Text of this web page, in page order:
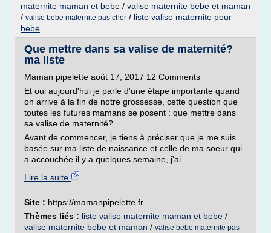
maternite maman et bebe / valise maternite bebe et maman
/ valise bebe maternite pas cher / liste valise maternite pour
bebe
Que mettre dans sa valise de maternité?
ma liste
Maman pipelette août 17, 2017 12 Comments
Et oui aujourd'hui je parle d'une étape importante quand
on arrive à la fin de notre grossesse, cette question que
toutes les futures mamans se posent : que mettre dans
sa valise de maternité?
Avant de commencer, je tiens à préciser que je me suis
basée sur ma liste de naissance et celle de ma soeur qui
a accouchée il y a quelques semaine, j'ai...
Lire la suite
Site : https://mamanpipelette.fr
Thèmes liés : liste valise maternite maman et bebe /
valise maternite bebe et maman / valise bebe maternite pas